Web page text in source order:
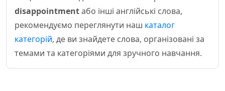
disappointmentабо інші англійські слова,
рекомендуємо переглянути наш каталог
категорій, де ви знайдете слова, організовані за
темами та категоріями для зручного навчання.